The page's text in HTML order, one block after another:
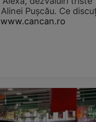
Pușcău. Ce
www.cancan.ro